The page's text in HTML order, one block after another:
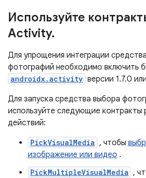
Используйте
Activity.
Для упрощения интеграции
фотографий необходимо включить
androidx.activity версии 1.7.0
Для запуска средства выбора
используйте следующие контракты
действий:
PickVisualMedia , чтобы
изображение или видео .
PickMultipleVisualMedia ,